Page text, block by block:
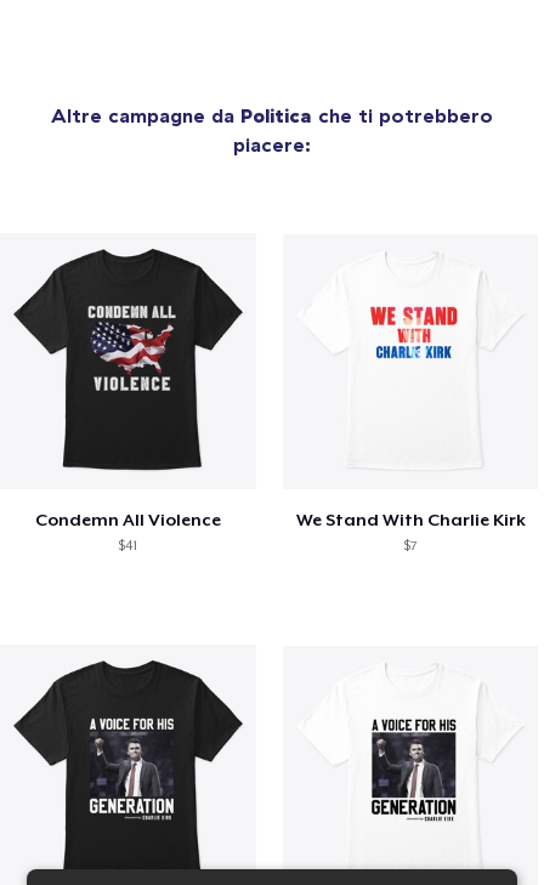
Altre campagne da Politica che ti potrebbero
piacere:
Condemn All Violence
$41
We Stand With Charlie Kirk
$7